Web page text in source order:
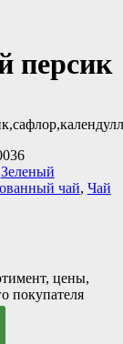
персик
Зеленый
чай, Чай
цены,
покупателя